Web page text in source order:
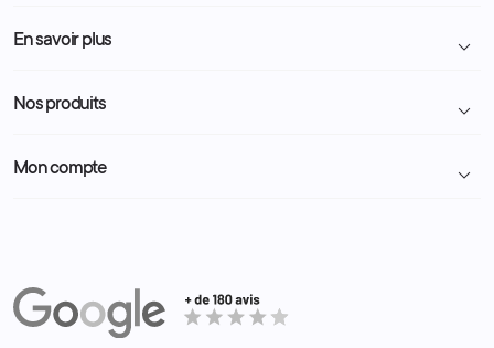
Livraison et retour colis
Demande de devis
Nous contacter
En savoir plus 
Programme Fidélité
Administration
Nos produits 
Police Municipale | ASVP
Equipements
Bagagerie
Mon compte 
Adresses
Bons de réduction